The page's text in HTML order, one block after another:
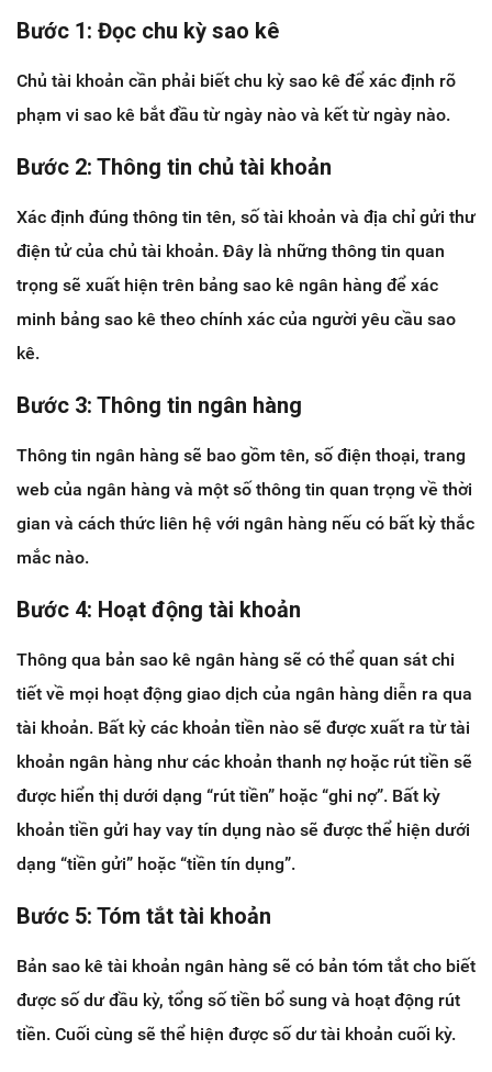
Bước 1: Đọc chu kỳ sao kê
Chủ tài khoản cần phải biết chu kỳ sao kê để xác định rõ
phạm vi sao kê bắt đầu từ ngày nào và kết từ ngày nào.
Bước 2: Thông tin chủ tài khoản
Xác định đúng thông tin tên, số tài khoản và địa chỉ gửi thư
điện tử của chủ tài khoản. Đây là những thông tin quan
trọng sẽ xuất hiện trên bảng sao kê ngân hàng để xác
minh bảng sao kê theo chính xác của người yêu cầu sao
kê.
Bước 3: Thông tin ngân hàng
Thông tin ngân hàng sẽ bao gồm tên, số điện thoại, trang
web của ngân hàng và một số thông tin quan trọng về thời
gian và cách thức liên hệ với ngân hàng nếu có bất kỳ thắc
mắc nào.
Bước 4: Hoạt động tài khoản
Thông qua bản sao kê ngân hàng sẽ có thể quan sát chi
tiết về mọi hoạt động giao dịch của ngân hàng diễn ra qua
tài khoản. Bất kỳ các khoản tiền nào sẽ được xuất ra từ tài
khoản ngân hàng như các khoản thanh nợ hoặc rút tiền sẽ
được hiển thị dưới dạng “rút tiền” hoặc “ghi nợ”. Bất kỳ
khoản tiền gửi hay vay tín dụng nào sẽ được thể hiện dưới
dạng “tiền gửi” hoặc “tiền tín dụng”.
Bước 5: Tóm tắt tài khoản
Bản sao kê tài khoản ngân hàng sẽ có bản tóm tắt cho biết
được số dư đầu kỳ, tổng số tiền bổ sung và hoạt động rút
tiền. Cuối cùng sẽ thể hiện được số dư tài khoản cuối kỳ.